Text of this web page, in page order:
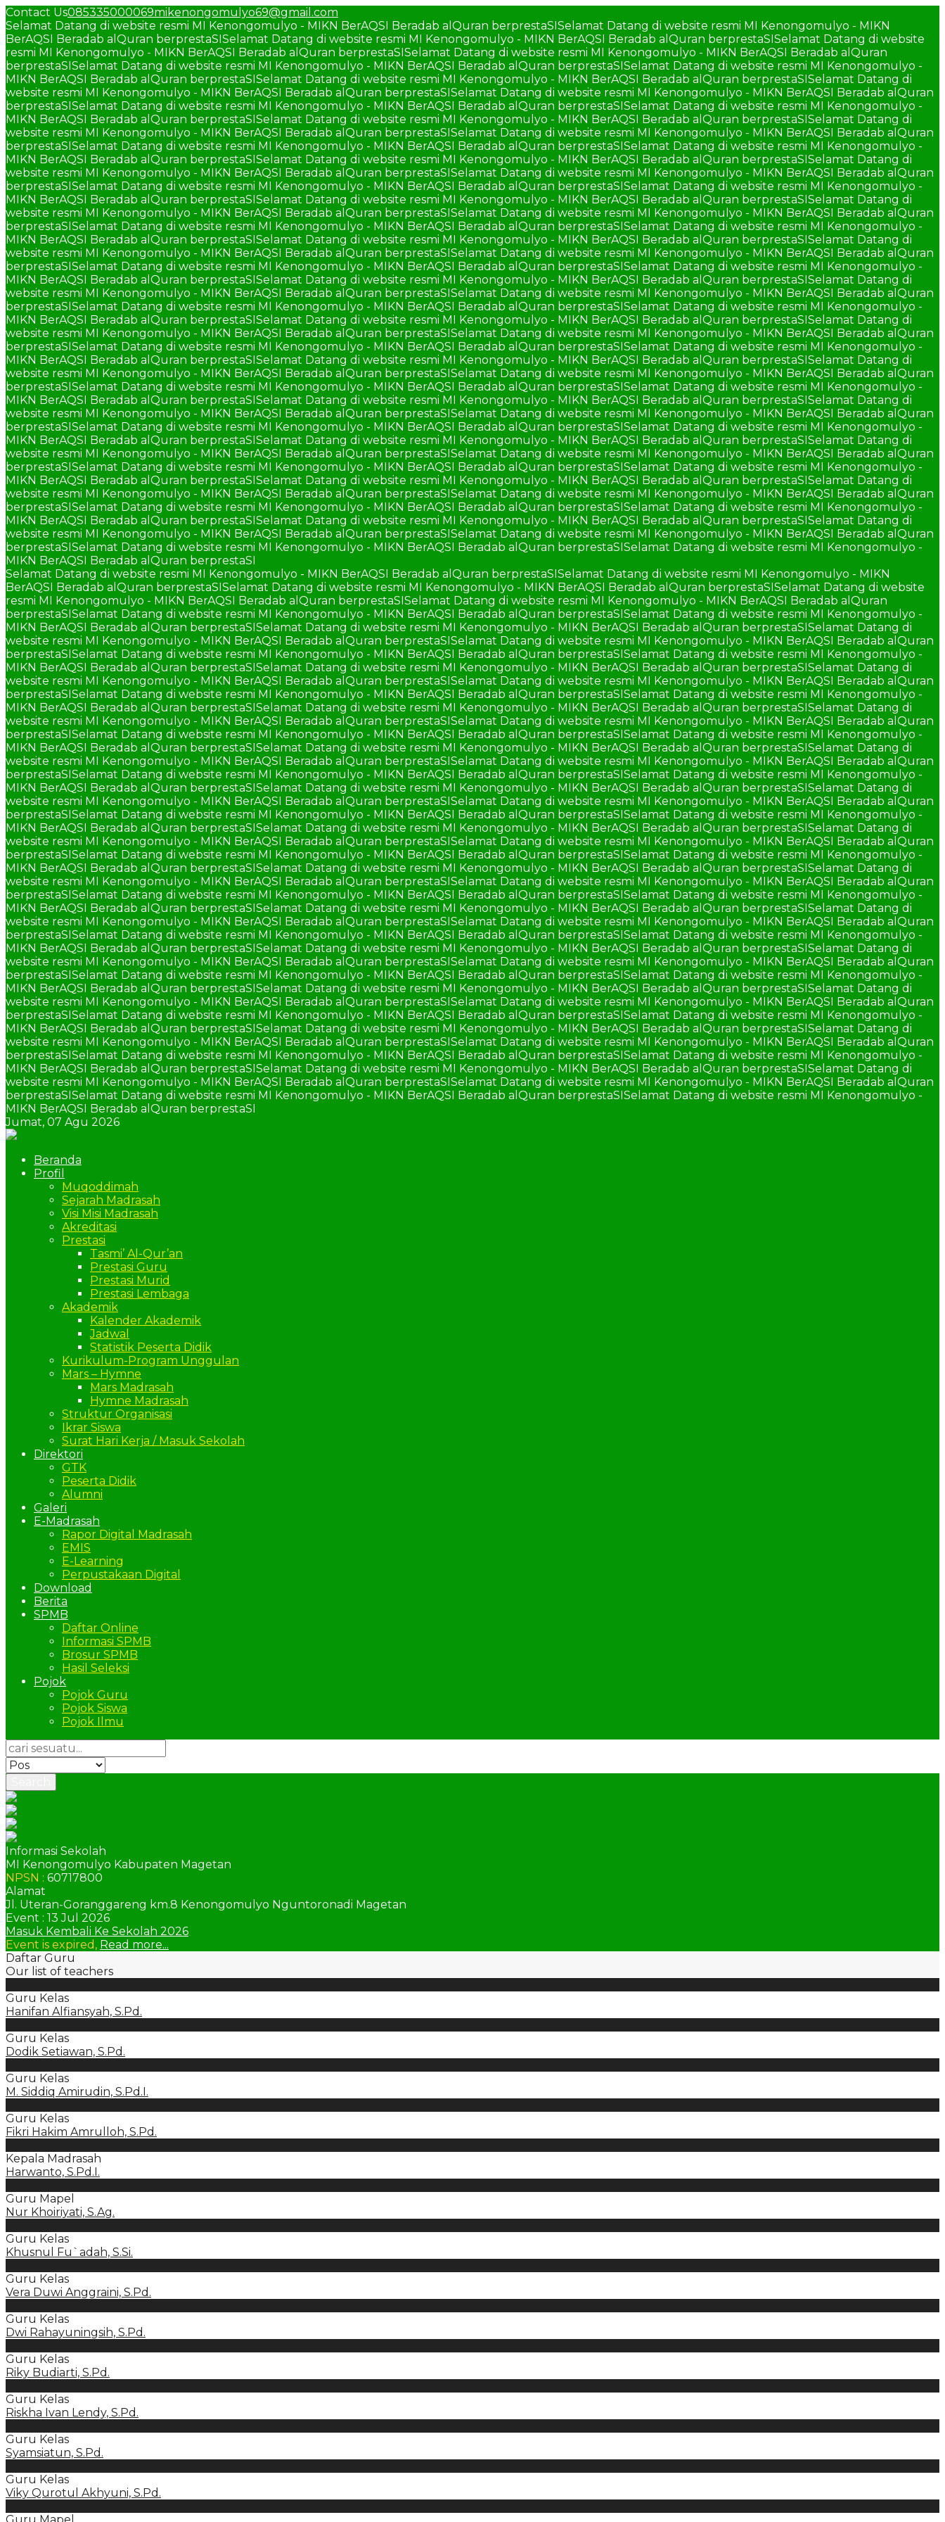
Contact Us085335000069mikenongomulyo69@gmail.com
Selamat Datang di website resmi MI Kenongomulyo - MIKN BerAQSI Beradab alQuran berprestaSISelamat Datang di website resmi MI Kenongomulyo - MIKN
BerAQSI Beradab alQuran berprestaSISelamat Datang di website resmi MI Kenongomulyo - MIKN BerAQSI Beradab alQuran berprestaSISelamat Datang di website
resmi MI Kenongomulyo - MIKN BerAQSI Beradab alQuran berprestaSISelamat Datang di website resmi MI Kenongomulyo - MIKN BerAQSI Beradab alQuran
berprestaSISelamat Datang di website resmi MI Kenongomulyo - MIKN BerAQSI Beradab alQuran berprestaSISelamat Datang di website resmi MI Kenongomulyo -
MIKN BerAQSI Beradab alQuran berprestaSISelamat Datang di website resmi MI Kenongomulyo - MIKN BerAQSI Beradab alQuran berprestaSISelamat Datang di
website resmi MI Kenongomulyo - MIKN BerAQSI Beradab alQuran berprestaSISelamat Datang di website resmi MI Kenongomulyo - MIKN BerAQSI Beradab alQuran
berprestaSISelamat Datang di website resmi MI Kenongomulyo - MIKN BerAQSI Beradab alQuran berprestaSISelamat Datang di website resmi MI Kenongomulyo -
MIKN BerAQSI Beradab alQuran berprestaSISelamat Datang di website resmi MI Kenongomulyo - MIKN BerAQSI Beradab alQuran berprestaSISelamat Datang di
website resmi MI Kenongomulyo - MIKN BerAQSI Beradab alQuran berprestaSISelamat Datang di website resmi MI Kenongomulyo - MIKN BerAQSI Beradab alQuran
berprestaSISelamat Datang di website resmi MI Kenongomulyo - MIKN BerAQSI Beradab alQuran berprestaSISelamat Datang di website resmi MI Kenongomulyo -
MIKN BerAQSI Beradab alQuran berprestaSISelamat Datang di website resmi MI Kenongomulyo - MIKN BerAQSI Beradab alQuran berprestaSISelamat Datang di
website resmi MI Kenongomulyo - MIKN BerAQSI Beradab alQuran berprestaSISelamat Datang di website resmi MI Kenongomulyo - MIKN BerAQSI Beradab alQuran
berprestaSISelamat Datang di website resmi MI Kenongomulyo - MIKN BerAQSI Beradab alQuran berprestaSISelamat Datang di website resmi MI Kenongomulyo -
MIKN BerAQSI Beradab alQuran berprestaSISelamat Datang di website resmi MI Kenongomulyo - MIKN BerAQSI Beradab alQuran berprestaSISelamat Datang di
website resmi MI Kenongomulyo - MIKN BerAQSI Beradab alQuran berprestaSISelamat Datang di website resmi MI Kenongomulyo - MIKN BerAQSI Beradab alQuran
berprestaSISelamat Datang di website resmi MI Kenongomulyo - MIKN BerAQSI Beradab alQuran berprestaSISelamat Datang di website resmi MI Kenongomulyo -
MIKN BerAQSI Beradab alQuran berprestaSISelamat Datang di website resmi MI Kenongomulyo - MIKN BerAQSI Beradab alQuran berprestaSISelamat Datang di
website resmi MI Kenongomulyo - MIKN BerAQSI Beradab alQuran berprestaSISelamat Datang di website resmi MI Kenongomulyo - MIKN BerAQSI Beradab alQuran
berprestaSISelamat Datang di website resmi MI Kenongomulyo - MIKN BerAQSI Beradab alQuran berprestaSISelamat Datang di website resmi MI Kenongomulyo -
MIKN BerAQSI Beradab alQuran berprestaSISelamat Datang di website resmi MI Kenongomulyo - MIKN BerAQSI Beradab alQuran berprestaSISelamat Datang di
website resmi MI Kenongomulyo - MIKN BerAQSI Beradab alQuran berprestaSISelamat Datang di website resmi MI Kenongomulyo - MIKN BerAQSI Beradab alQuran
berprestaSISelamat Datang di website resmi MI Kenongomulyo - MIKN BerAQSI Beradab alQuran berprestaSISelamat Datang di website resmi MI Kenongomulyo -
MIKN BerAQSI Beradab alQuran berprestaSISelamat Datang di website resmi MI Kenongomulyo - MIKN BerAQSI Beradab alQuran berprestaSISelamat Datang di
website resmi MI Kenongomulyo - MIKN BerAQSI Beradab alQuran berprestaSISelamat Datang di website resmi MI Kenongomulyo - MIKN BerAQSI Beradab alQuran
berprestaSISelamat Datang di website resmi MI Kenongomulyo - MIKN BerAQSI Beradab alQuran berprestaSISelamat Datang di website resmi MI Kenongomulyo -
MIKN BerAQSI Beradab alQuran berprestaSISelamat Datang di website resmi MI Kenongomulyo - MIKN BerAQSI Beradab alQuran berprestaSISelamat Datang di
website resmi MI Kenongomulyo - MIKN BerAQSI Beradab alQuran berprestaSISelamat Datang di website resmi MI Kenongomulyo - MIKN BerAQSI Beradab alQuran
berprestaSISelamat Datang di website resmi MI Kenongomulyo - MIKN BerAQSI Beradab alQuran berprestaSISelamat Datang di website resmi MI Kenongomulyo -
MIKN BerAQSI Beradab alQuran berprestaSISelamat Datang di website resmi MI Kenongomulyo - MIKN BerAQSI Beradab alQuran berprestaSISelamat Datang di
website resmi MI Kenongomulyo - MIKN BerAQSI Beradab alQuran berprestaSISelamat Datang di website resmi MI Kenongomulyo - MIKN BerAQSI Beradab alQuran
berprestaSISelamat Datang di website resmi MI Kenongomulyo - MIKN BerAQSI Beradab alQuran berprestaSISelamat Datang di website resmi MI Kenongomulyo -
MIKN BerAQSI Beradab alQuran berprestaSISelamat Datang di website resmi MI Kenongomulyo - MIKN BerAQSI Beradab alQuran berprestaSISelamat Datang di
website resmi MI Kenongomulyo - MIKN BerAQSI Beradab alQuran berprestaSISelamat Datang di website resmi MI Kenongomulyo - MIKN BerAQSI Beradab alQuran
berprestaSISelamat Datang di website resmi MI Kenongomulyo - MIKN BerAQSI Beradab alQuran berprestaSISelamat Datang di website resmi MI Kenongomulyo -
MIKN BerAQSI Beradab alQuran berprestaSISelamat Datang di website resmi MI Kenongomulyo - MIKN BerAQSI Beradab alQuran berprestaSISelamat Datang di
website resmi MI Kenongomulyo - MIKN BerAQSI Beradab alQuran berprestaSISelamat Datang di website resmi MI Kenongomulyo - MIKN BerAQSI Beradab alQuran
berprestaSISelamat Datang di website resmi MI Kenongomulyo - MIKN BerAQSI Beradab alQuran berprestaSISelamat Datang di website resmi MI Kenongomulyo -
MIKN BerAQSI Beradab alQuran berprestaSISelamat Datang di website resmi MI Kenongomulyo - MIKN BerAQSI Beradab alQuran berprestaSISelamat Datang di
website resmi MI Kenongomulyo - MIKN BerAQSI Beradab alQuran berprestaSISelamat Datang di website resmi MI Kenongomulyo - MIKN BerAQSI Beradab alQuran
berprestaSISelamat Datang di website resmi MI Kenongomulyo - MIKN BerAQSI Beradab alQuran berprestaSISelamat Datang di website resmi MI Kenongomulyo -
MIKN BerAQSI Beradab alQuran berprestaSI
Selamat Datang di website resmi MI Kenongomulyo - MIKN BerAQSI Beradab alQuran berprestaSISelamat Datang di website resmi MI Kenongomulyo - MIKN
BerAQSI Beradab alQuran berprestaSISelamat Datang di website resmi MI Kenongomulyo - MIKN BerAQSI Beradab alQuran berprestaSISelamat Datang di website
resmi MI Kenongomulyo - MIKN BerAQSI Beradab alQuran berprestaSISelamat Datang di website resmi MI Kenongomulyo - MIKN BerAQSI Beradab alQuran
berprestaSISelamat Datang di website resmi MI Kenongomulyo - MIKN BerAQSI Beradab alQuran berprestaSISelamat Datang di website resmi MI Kenongomulyo -
MIKN BerAQSI Beradab alQuran berprestaSISelamat Datang di website resmi MI Kenongomulyo - MIKN BerAQSI Beradab alQuran berprestaSISelamat Datang di
website resmi MI Kenongomulyo - MIKN BerAQSI Beradab alQuran berprestaSISelamat Datang di website resmi MI Kenongomulyo - MIKN BerAQSI Beradab alQuran
berprestaSISelamat Datang di website resmi MI Kenongomulyo - MIKN BerAQSI Beradab alQuran berprestaSISelamat Datang di website resmi MI Kenongomulyo -
MIKN BerAQSI Beradab alQuran berprestaSISelamat Datang di website resmi MI Kenongomulyo - MIKN BerAQSI Beradab alQuran berprestaSISelamat Datang di
website resmi MI Kenongomulyo - MIKN BerAQSI Beradab alQuran berprestaSISelamat Datang di website resmi MI Kenongomulyo - MIKN BerAQSI Beradab alQuran
berprestaSISelamat Datang di website resmi MI Kenongomulyo - MIKN BerAQSI Beradab alQuran berprestaSISelamat Datang di website resmi MI Kenongomulyo -
MIKN BerAQSI Beradab alQuran berprestaSISelamat Datang di website resmi MI Kenongomulyo - MIKN BerAQSI Beradab alQuran berprestaSISelamat Datang di
website resmi MI Kenongomulyo - MIKN BerAQSI Beradab alQuran berprestaSISelamat Datang di website resmi MI Kenongomulyo - MIKN BerAQSI Beradab alQuran
berprestaSISelamat Datang di website resmi MI Kenongomulyo - MIKN BerAQSI Beradab alQuran berprestaSISelamat Datang di website resmi MI Kenongomulyo -
MIKN BerAQSI Beradab alQuran berprestaSISelamat Datang di website resmi MI Kenongomulyo - MIKN BerAQSI Beradab alQuran berprestaSISelamat Datang di
website resmi MI Kenongomulyo - MIKN BerAQSI Beradab alQuran berprestaSISelamat Datang di website resmi MI Kenongomulyo - MIKN BerAQSI Beradab alQuran
berprestaSISelamat Datang di website resmi MI Kenongomulyo - MIKN BerAQSI Beradab alQuran berprestaSISelamat Datang di website resmi MI Kenongomulyo -
MIKN BerAQSI Beradab alQuran berprestaSISelamat Datang di website resmi MI Kenongomulyo - MIKN BerAQSI Beradab alQuran berprestaSISelamat Datang di
website resmi MI Kenongomulyo - MIKN BerAQSI Beradab alQuran berprestaSISelamat Datang di website resmi MI Kenongomulyo - MIKN BerAQSI Beradab alQuran
berprestaSISelamat Datang di website resmi MI Kenongomulyo - MIKN BerAQSI Beradab alQuran berprestaSISelamat Datang di website resmi MI Kenongomulyo -
MIKN BerAQSI Beradab alQuran berprestaSISelamat Datang di website resmi MI Kenongomulyo - MIKN BerAQSI Beradab alQuran berprestaSISelamat Datang di
website resmi MI Kenongomulyo - MIKN BerAQSI Beradab alQuran berprestaSISelamat Datang di website resmi MI Kenongomulyo - MIKN BerAQSI Beradab alQuran
berprestaSISelamat Datang di website resmi MI Kenongomulyo - MIKN BerAQSI Beradab alQuran berprestaSISelamat Datang di website resmi MI Kenongomulyo -
MIKN BerAQSI Beradab alQuran berprestaSISelamat Datang di website resmi MI Kenongomulyo - MIKN BerAQSI Beradab alQuran berprestaSISelamat Datang di
website resmi MI Kenongomulyo - MIKN BerAQSI Beradab alQuran berprestaSISelamat Datang di website resmi MI Kenongomulyo - MIKN BerAQSI Beradab alQuran
berprestaSISelamat Datang di website resmi MI Kenongomulyo - MIKN BerAQSI Beradab alQuran berprestaSISelamat Datang di website resmi MI Kenongomulyo -
MIKN BerAQSI Beradab alQuran berprestaSISelamat Datang di website resmi MI Kenongomulyo - MIKN BerAQSI Beradab alQuran berprestaSISelamat Datang di
website resmi MI Kenongomulyo - MIKN BerAQSI Beradab alQuran berprestaSISelamat Datang di website resmi MI Kenongomulyo - MIKN BerAQSI Beradab alQuran
berprestaSISelamat Datang di website resmi MI Kenongomulyo - MIKN BerAQSI Beradab alQuran berprestaSISelamat Datang di website resmi MI Kenongomulyo -
MIKN BerAQSI Beradab alQuran berprestaSISelamat Datang di website resmi MI Kenongomulyo - MIKN BerAQSI Beradab alQuran berprestaSISelamat Datang di
website resmi MI Kenongomulyo - MIKN BerAQSI Beradab alQuran berprestaSISelamat Datang di website resmi MI Kenongomulyo - MIKN BerAQSI Beradab alQuran
berprestaSISelamat Datang di website resmi MI Kenongomulyo - MIKN BerAQSI Beradab alQuran berprestaSISelamat Datang di website resmi MI Kenongomulyo -
MIKN BerAQSI Beradab alQuran berprestaSISelamat Datang di website resmi MI Kenongomulyo - MIKN BerAQSI Beradab alQuran berprestaSISelamat Datang di
website resmi MI Kenongomulyo - MIKN BerAQSI Beradab alQuran berprestaSISelamat Datang di website resmi MI Kenongomulyo - MIKN BerAQSI Beradab alQuran
berprestaSISelamat Datang di website resmi MI Kenongomulyo - MIKN BerAQSI Beradab alQuran berprestaSISelamat Datang di website resmi MI Kenongomulyo -
MIKN BerAQSI Beradab alQuran berprestaSISelamat Datang di website resmi MI Kenongomulyo - MIKN BerAQSI Beradab alQuran berprestaSISelamat Datang di
website resmi MI Kenongomulyo - MIKN BerAQSI Beradab alQuran berprestaSISelamat Datang di website resmi MI Kenongomulyo - MIKN BerAQSI Beradab alQuran
berprestaSISelamat Datang di website resmi MI Kenongomulyo - MIKN BerAQSI Beradab alQuran berprestaSISelamat Datang di website resmi MI Kenongomulyo -
MIKN BerAQSI Beradab alQuran berprestaSISelamat Datang di website resmi MI Kenongomulyo - MIKN BerAQSI Beradab alQuran berprestaSISelamat Datang di
website resmi MI Kenongomulyo - MIKN BerAQSI Beradab alQuran berprestaSISelamat Datang di website resmi MI Kenongomulyo - MIKN BerAQSI Beradab alQuran
berprestaSISelamat Datang di website resmi MI Kenongomulyo - MIKN BerAQSI Beradab alQuran berprestaSISelamat Datang di website resmi MI Kenongomulyo -
MIKN BerAQSI Beradab alQuran berprestaSI
Jumat, 07 Agu 2026
Beranda
Profil
Muqoddimah
Sejarah Madrasah
Visi Misi Madrasah
Akreditasi
Prestasi
Tasmi’ Al-Qur’an
Prestasi Guru
Prestasi Murid
Prestasi Lembaga
Akademik
Kalender Akademik
Jadwal
Statistik Peserta Didik
Kurikulum-Program Unggulan
Mars – Hymne
Mars Madrasah
Hymne Madrasah
Struktur Organisasi
Ikrar Siswa
Surat Hari Kerja / Masuk Sekolah
Direktori
GTK
Peserta Didik
Alumni
Galeri
E-Madrasah
Rapor Digital Madrasah
EMIS
E-Learning
Perpustakaan Digital
Download
Berita
SPMB
Daftar Online
Informasi SPMB
Brosur SPMB
Hasil Seleksi
Pojok
Pojok Guru
Pojok Siswa
Pojok Ilmu
Informasi Sekolah
MI Kenongomulyo Kabupaten Magetan
NPSN : 60717800
Alamat
Jl. Uteran-Goranggareng km.8 Kenongomulyo Nguntoronadi Magetan
Event : 13 Jul 2026
Masuk Kembali Ke Sekolah 2026
Event is expired, Read more...
Daftar Guru
Our list of teachers
Guru Kelas
Hanifan Alfiansyah, S.Pd.
Guru Kelas
Dodik Setiawan, S.Pd.
Guru Kelas
M. Siddiq Amirudin, S.Pd.I.
Guru Kelas
Fikri Hakim Amrulloh, S.Pd.
Kepala Madrasah
Harwanto, S.Pd.I.
Guru Mapel
Nur Khoiriyati, S.Ag.
Guru Kelas
Khusnul Fu`adah, S.Si.
Guru Kelas
Vera Duwi Anggraini, S.Pd.
Guru Kelas
Dwi Rahayuningsih, S.Pd.
Guru Kelas
Riky Budiarti, S.Pd.
Guru Kelas
Riskha Ivan Lendy, S.Pd.
Guru Kelas
Syamsiatun, S.Pd.
Guru Kelas
Viky Qurotul Akhyuni, S.Pd.